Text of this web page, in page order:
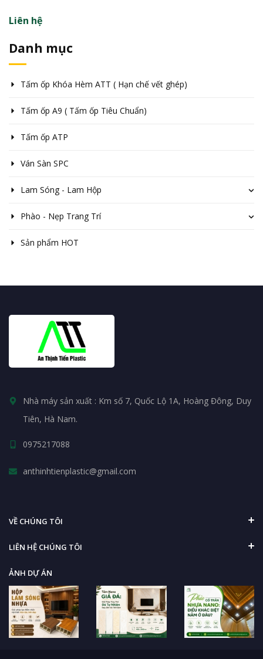
Liên hệ
Danh mục
Tấm ốp Khóa Hèm ATT ( Hạn chế vết ghép)
Tấm ốp A9 ( Tấm ốp Tiêu Chuẩn)
Tấm ốp ATP
Ván Sàn SPC
Lam Sóng - Lam Hộp
Phào - Nẹp Trang Trí
Sản phẩm HOT
Nhà máy sản xuất : Km số 7, Quốc Lộ 1A, Hoàng Đông, Duy
Tiên, Hà Nam.
0975217088
anthinhtienplastic@gmail.com
VỀ CHÚNG TÔI
LIÊN HỆ CHÚNG TÔI
ẢNH DỰ ÁN